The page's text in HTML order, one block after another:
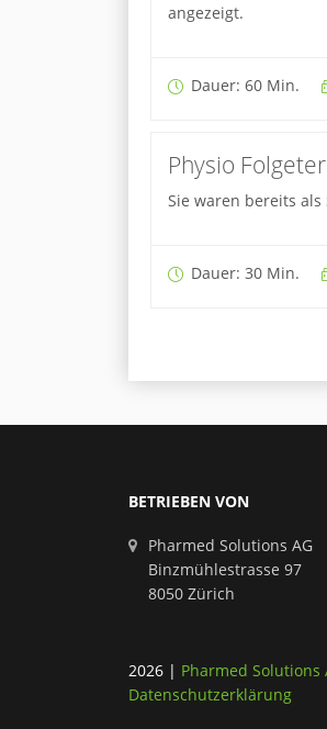
angezeigt.
Dauer: 60 Min.
Physio
Sie waren bereits
Dauer: 30 Min.
BETRIEBEN VON
Pharmed Solutions AG
Binzmühlestrasse 97
8050 Zürich
2026 | Pharmed Solutions
Datenschutzerklärung